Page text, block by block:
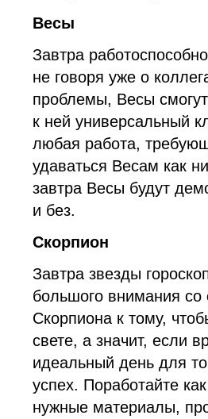
Весы
Завтра
не говоря уже о
проблемы, Весы
к ней универсальный
любая работа,
удаваться Весам как
завтра Весы будут
и без.
Скорпион
Завтра звезды
большого внимания
Скорпиона к тому,
свете, а значит, если
идеальный день для
успех. Поработайте
нужные материалы,